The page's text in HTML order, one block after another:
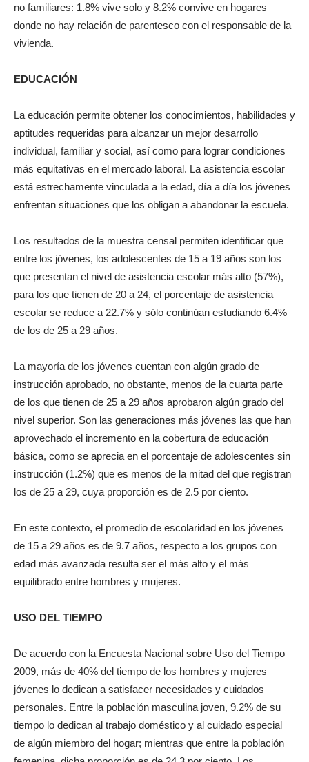
no familiares: 1.8% vive solo y 8.2% convive en hogares
donde no hay relación de parentesco con el responsable de la
vivienda.
EDUCACIÓN
La educación permite obtener los conocimientos, habilidades y
aptitudes requeridas para alcanzar un mejor desarrollo
individual, familiar y social, así como para lograr condiciones
más equitativas en el mercado laboral. La asistencia escolar
está estrechamente vinculada a la edad, día a día los jóvenes
enfrentan situaciones que los obligan a abandonar la escuela.
Los resultados de la muestra censal permiten identificar que
entre los jóvenes, los adolescentes de 15 a 19 años son los
que presentan el nivel de asistencia escolar más alto (57%),
para los que tienen de 20 a 24, el porcentaje de asistencia
escolar se reduce a 22.7% y sólo continúan estudiando 6.4%
de los de 25 a 29 años.
La mayoría de los jóvenes cuentan con algún grado de
instrucción aprobado, no obstante, menos de la cuarta parte
de los que tienen de 25 a 29 años aprobaron algún grado del
nivel superior. Son las generaciones más jóvenes las que han
aprovechado el incremento en la cobertura de educación
básica, como se aprecia en el porcentaje de adolescentes sin
instrucción (1.2%) que es menos de la mitad del que registran
los de 25 a 29, cuya proporción es de 2.5 por ciento.
En este contexto, el promedio de escolaridad en los jóvenes
de 15 a 29 años es de 9.7 años, respecto a los grupos con
edad más avanzada resulta ser el más alto y el más
equilibrado entre hombres y mujeres.
USO DEL TIEMPO
De acuerdo con la Encuesta Nacional sobre Uso del Tiempo
2009, más de 40% del tiempo de los hombres y mujeres
jóvenes lo dedican a satisfacer necesidades y cuidados
personales. Entre la población masculina joven, 9.2% de su
tiempo lo dedican al trabajo doméstico y al cuidado especial
de algún miembro del hogar; mientras que entre la población